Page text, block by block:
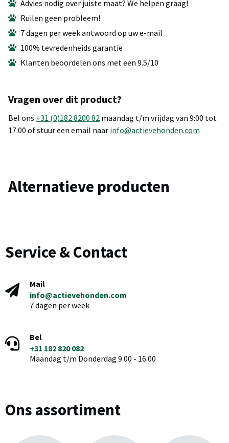
Advies nodig over juiste maat? We helpen graag!
Ruilen geen probleem!
7 dagen per week antwoord op uw e-mail
100% tevredenheids garantie
Klanten beoordelen ons met een 9.5/10
Vragen over dit product?
Bel ons +31 (0)182 8200 82 maandag t/m vrijdag van 9:00 tot
17:00 of stuur een email naar info@actievehonden.com
Alternatieve producten
Service & Contact
Mail
info@actievehonden.com
7 dagen per week
Bel
+31 182 820 082
Maandag t/m Donderdag 9.00 - 16.00
Ons assortiment